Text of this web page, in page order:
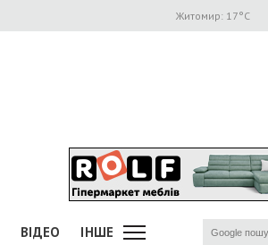
Житомир: 17°C
ВІДЕО ІНШЕ